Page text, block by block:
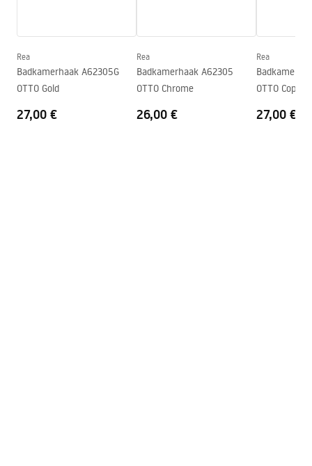
Rea
Badkamerhaak A62305G
OTTO Gold
27,00 €
Rea
Badkamerhaak A62305
OTTO Chrome
26,00 €
Rea
OTTO Copper
27,00 €